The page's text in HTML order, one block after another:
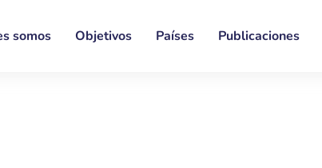
somos Objetivos Países Publicaciones